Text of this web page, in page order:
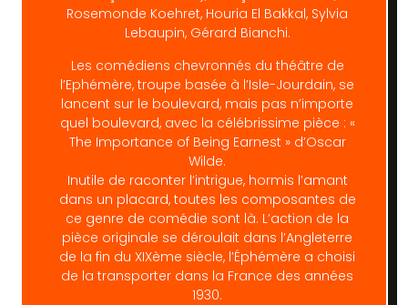
Rosemonde Koehret, Houria El Bakkal, Sylvia
Lebaupin, Gérard Bianchi.
Les comédiens chevronnés du théâtre de
l’Ephémère, troupe basée à l’Isle-Jourdain, se
lancent sur le boulevard, mais pas n’importe
quel boulevard, avec la célébrissime pièce : «
The Importance of Being Earnest » d’Oscar
Wilde.
Inutile de raconter l’intrigue, hormis l’amant
dans un placard, toutes les composantes de
ce genre de comédie sont là. L’action de la
pièce originale se déroulait dans l’Angleterre
de la fin du XIXème siècle, l’Éphémère a choisi
de la transporter dans la France des années
1930.